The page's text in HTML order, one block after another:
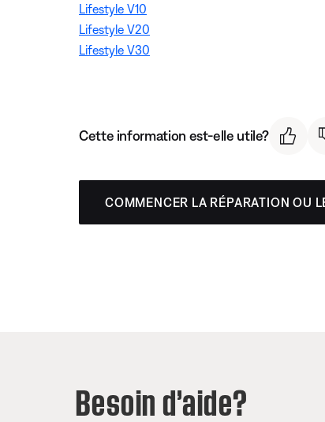
Lifestyle V10
Lifestyle V20
Lifestyle V30
Cette information est-elle utile?
COMMENCER LA RÉPARATION OU
Besoin d’aide?